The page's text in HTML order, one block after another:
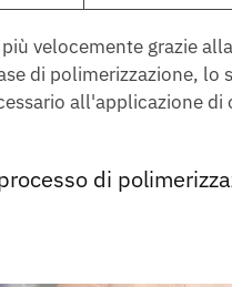
velocemente grazie
di polimerizzazione,
all'applicazione di
di